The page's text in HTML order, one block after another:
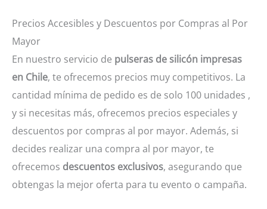
Precios Accesibles y Descuentos por Compras al Por
Mayor
En nuestro servicio de pulseras de silicón impresas
en Chile, te ofrecemos precios muy competitivos. La
cantidad mínima de pedido es de solo 100 unidades ,
y si necesitas más, ofrecemos precios especiales y
descuentos por compras al por mayor. Además, si
decides realizar una compra al por mayor, te
ofrecemos descuentos exclusivos, asegurando que
obtengas la mejor oferta para tu evento o campaña.